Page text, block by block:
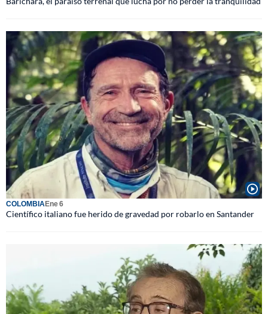
COLOMBIAEne 6
Científico italiano fue herido de gravedad por robarlo en Santander